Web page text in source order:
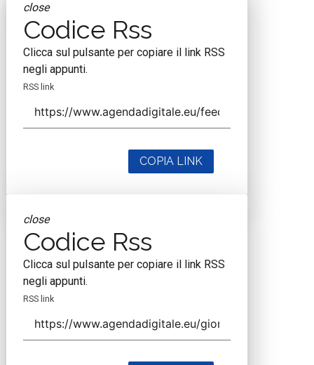
close
Codice Rss
Clicca sul pulsante per copiare il link RSS
negli appunti.
RSS link
COPIA LINK
close
Codice Rss
Clicca sul pulsante per copiare il link RSS
negli appunti.
RSS link